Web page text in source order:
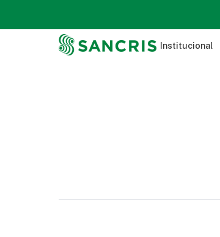
Institucional